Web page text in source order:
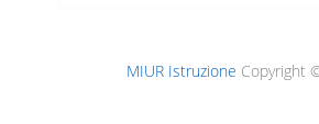
MIUR Istruzione Copyright